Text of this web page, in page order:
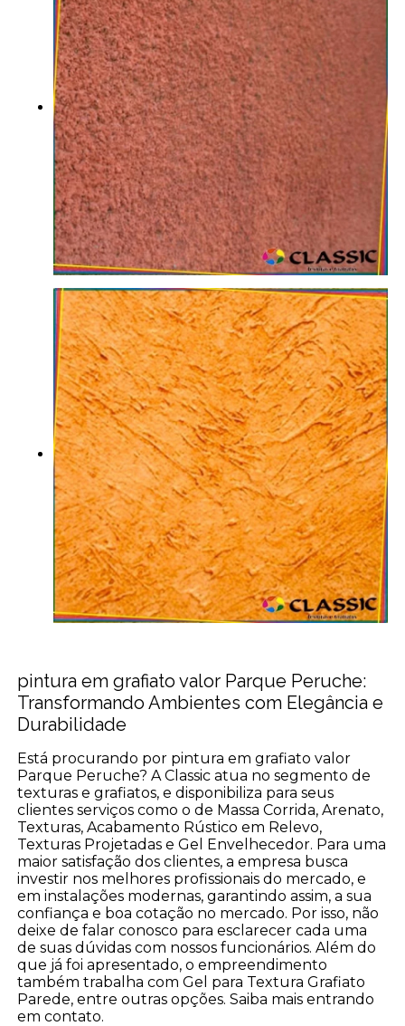
pintura em grafiato valor Parque Peruche:
Transformando Ambientes com Elegância e
Durabilidade
Está procurando por pintura em grafiato valor
Parque Peruche? A Classic atua no segmento de
texturas e grafiatos, e disponibiliza para seus
clientes serviços como o de Massa Corrida, Arenato,
Texturas, Acabamento Rústico em Relevo,
Texturas Projetadas e Gel Envelhecedor. Para uma
maior satisfação dos clientes, a empresa busca
investir nos melhores profissionais do mercado, e
em instalações modernas, garantindo assim, a sua
confiança e boa cotação no mercado. Por isso, não
deixe de falar conosco para esclarecer cada uma
de suas dúvidas com nossos funcionários. Além do
que já foi apresentado, o empreendimento
também trabalha com Gel para Textura Grafiato
Parede, entre outras opções. Saiba mais entrando
em contato.